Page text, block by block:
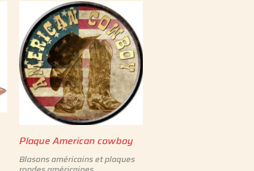
Plaque American cowboy
Blasons américains et plaques